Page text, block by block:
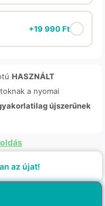
+19 990Ft
HASZNÁLT
a nyomai
újszerűnek
az újat!